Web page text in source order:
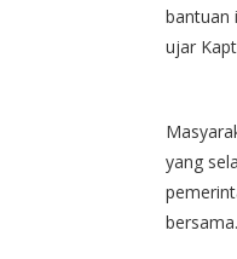
bantuan
ujar
yang
bersama.